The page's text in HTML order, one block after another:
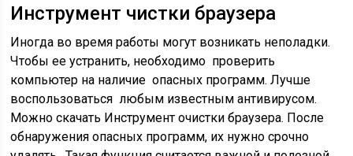
Инструмент чистки браузера
Иногда во время работы могут возникать неполадки.
Чтобы ее устранить, необходимо проверить
компьютер на наличие опасных программ. Лучше
воспользоваться любым известным антивирусом.
Можно скачать Инструмент очистки браузера. После
обнаружения опасных программ, их нужно срочно